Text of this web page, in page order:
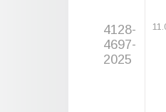
4128-
4697-
2025